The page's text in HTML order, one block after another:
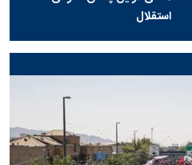
استقلال